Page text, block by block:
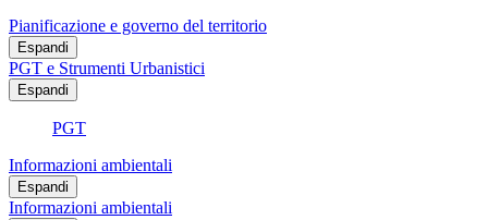
Pianificazione e governo del territorio
Espandi
PGT e Strumenti Urbanistici
Espandi
PGT
Informazioni ambientali
Espandi
Informazioni ambientali